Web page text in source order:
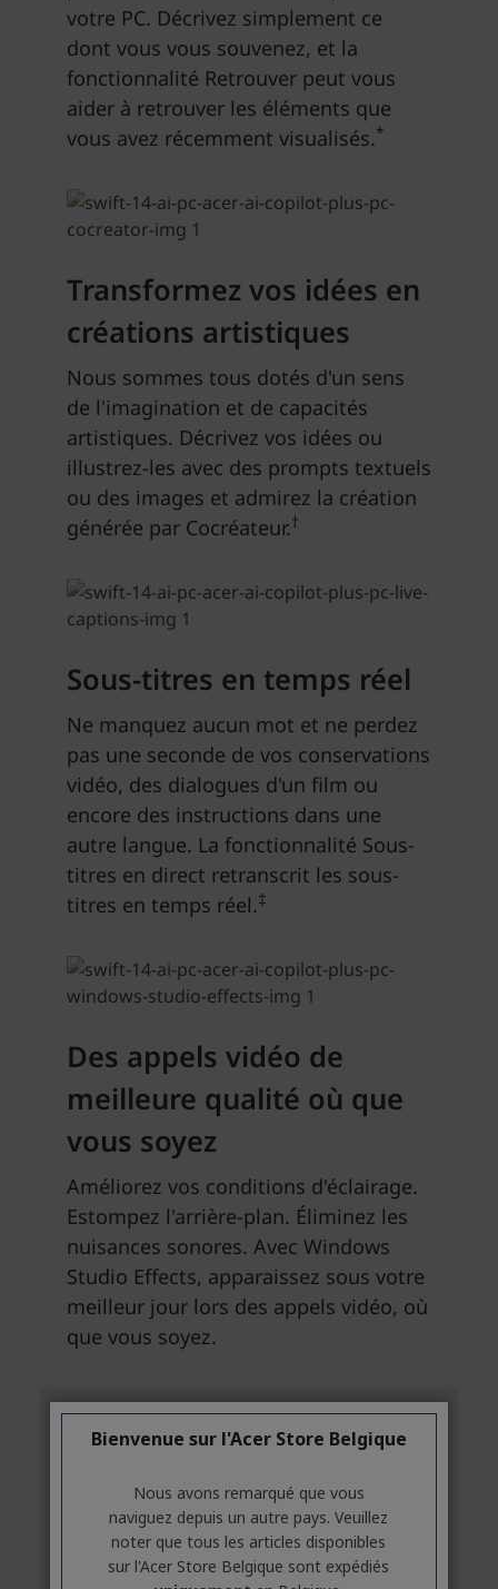
Bienvenue sur l'Acer Store Belgique
Nous avons remarqué que vous
naviguez depuis un autre pays. Veuillez
noter que tous les articles disponibles
sur l'Acer Store Belgique sont expédiés